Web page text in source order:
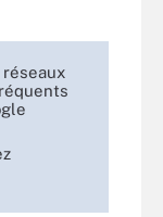
réseaux